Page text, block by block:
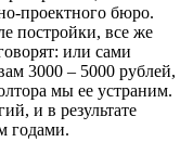
проектного бюро.
постройки, все же
или сами
3000 – 5000 рублей,
мы ее устраним.
и в результате
годами.